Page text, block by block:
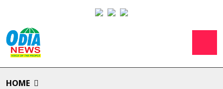
HOME